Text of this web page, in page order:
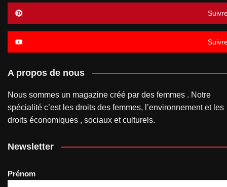
A propos de nous
Nous sommes un magazine créé par des femmes . Notre
spécialité c’est les droits des femmes, l’environnement et les
droits économiques , sociaux et culturels.
Newsletter
Prénom